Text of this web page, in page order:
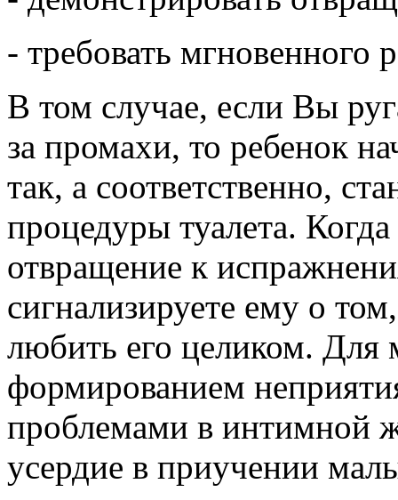
- требовать мгновенного
В том случае, если Вы
за промахи, то ребенок
так, а соответственно,
процедуры туалета.
отвращение к
сигнализируете ему о
любить его целиком. Для
формированием
проблемами в интимной
усердие в приучении